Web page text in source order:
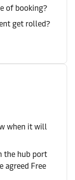
of booking?
get rolled?
when it will
the hub port
agreed Free